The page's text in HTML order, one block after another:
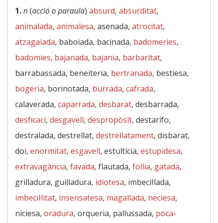
1.n(acció o paraula) absurd, absurditat,
animalada, animalesa, asenada, atrocitat,
atzagaiada, baboiada, bacinada, badomeries,
badomies, bajanada, bajania, barbaritat,
barrabassada, beneiteria, bertranada, bestiesa,
bogeria, borinotada, burrada, cafrada,
calaverada, caparrada, desbarat, desbarrada,
desficaci, desgavell, despropòsit, destarifo,
destralada, destrellat, destrellatament, disbarat,
doi, enormitat, esgavell, estultícia, estupidesa,
extravagància, favada, flautada, follia, gatada,
grilladura, guilladura, idiotesa, imbecil·lada,
imbecil·litat, insensatesa, magallada, neciesa,
niciesa, oradura, orqueria, pallussada, poca-